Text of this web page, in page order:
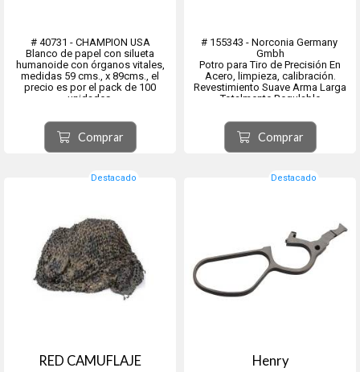
# 40731 - CHAMPION USA
Blanco de papel con silueta
humanoide con órganos vitales,
medidas 59 cms., x 89cms., el
precio es por el pack de 100
unidades.
Comprar
# 155343 - Norconia Germany
Gmbh
Potro para Tiro de Precisión En
Acero, limpieza, calibración.
Revestimiento Suave Arma Larga
Totalmente Regulable
Comprar
Destacado
RED CAMUFLAJE
Destacado
Henry